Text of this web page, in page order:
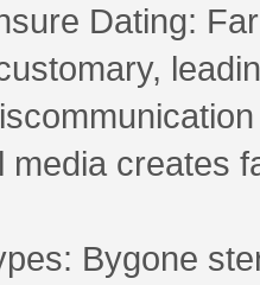
Dating:
media creates
Bygone